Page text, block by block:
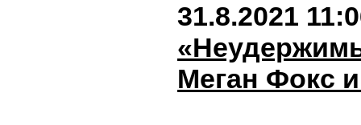
31.8.2021
Меган Фокс